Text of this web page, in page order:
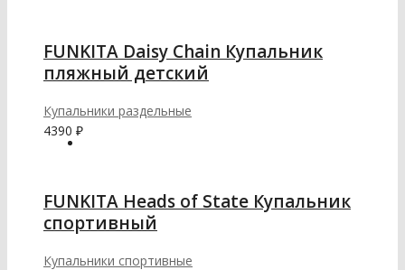
FUNKITA Daisy Chain Купальник
пляжный детский
Купальники раздельные
4390 ₽
FUNKITA Heads of State Купальник
спортивный
Купальники спортивные